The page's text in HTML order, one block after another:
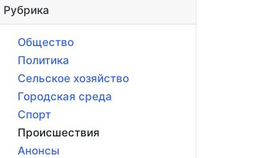
Рубрика
Общество
Политика
Сельское хозяйство
Городская среда
Спорт
Происшествия
Анонсы